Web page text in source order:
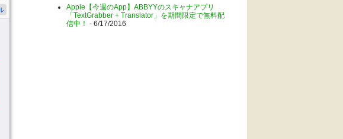
Apple【今週のApp】ABBYYのスキャナアプリ
「TextGrabber + Translator」を期間限定で無料配
信中！ - 6/17/2016